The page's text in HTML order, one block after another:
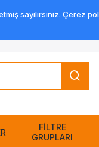
FİLTRE
GRUPLARI
sayılırsınız. Çerez